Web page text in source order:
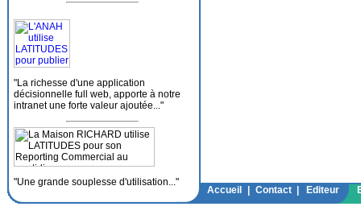
"La richesse d'une application
décisionnelle full web, apporte à notre
intranet une forte valeur ajoutée..."
"Une grande souplesse d'utilisation..." Accueil Contact Editeur